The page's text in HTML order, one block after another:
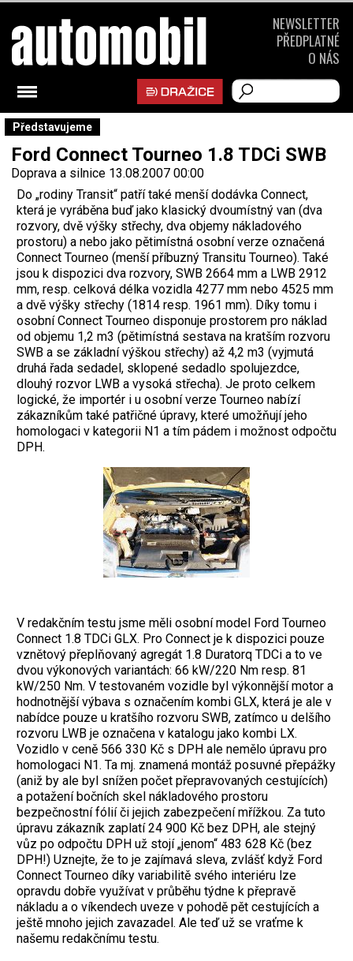
Představujeme
Ford Connect Tourneo 1.8 TDCi SWB
Doprava a silnice 13.08.2007 00:00
Do „rodiny Transit“ patří také menší dodávka Connect,
která je vyráběna buď jako klasický dvoumístný van (dva
rozvory, dvě výšky střechy, dva objemy nákladového
prostoru) a nebo jako pětimístná osobní verze označená
Connect Tourneo (menší příbuzný Transitu Tourneo). Také
jsou k dispozici dva rozvory, SWB 2664 mm a LWB 2912
mm, resp. celková délka vozidla 4277 mm nebo 4525 mm
a dvě výšky střechy (1814 resp. 1961 mm). Díky tomu i
osobní Connect Tourneo disponuje prostorem pro náklad
od objemu 1,2 m3 (pětimístná sestava na kratším rozvoru
SWB a se základní výškou střechy) až 4,2 m3 (vyjmutá
druhá řada sedadel, sklopené sedadlo spolujezdce,
dlouhý rozvor LWB a vysoká střecha). Je proto celkem
logické, že importér i u osobní verze Tourneo nabízí
zákazníkům také patřičné úpravy, které umožňují jeho
homologaci v kategorii N1 a tím pádem i možnost odpočtu
DPH.
V redakčním testu jsme měli osobní model Ford Tourneo
Connect 1.8 TDCi GLX. Pro Connect je k dispozici pouze
vznětový přeplňovaný agregát 1.8 Duratorq TDCi a to ve
dvou výkonových variantách: 66 kW/220 Nm resp. 81
kW/250 Nm. V testovaném vozidle byl výkonnější motor a
hodnotnější výbava s označením kombi GLX, která je ale v
nabídce pouze u kratšího rozvoru SWB, zatímco u delšího
rozvoru LWB je označena v katalogu jako kombi LX.
Vozidlo v ceně 566 330 Kč s DPH ale nemělo úpravu pro
homologaci N1. Ta mj. znamená montáž posuvné přepážky
(aniž by ale byl snížen počet přepravovaných cestujících)
a potažení bočních skel nákladového prostoru
bezpečnostní fólií či jejich zabezpečení mřížkou. Za tuto
úpravu zákazník zaplatí 24 900 Kč bez DPH, ale stejný
vůz po odpočtu DPH už stojí „jenom“ 483 628 Kč (bez
DPH!) Uznejte, že to je zajímavá sleva, zvlášť když Ford
Connect Tourneo díky variabilitě svého interiéru lze
opravdu dobře využívat v průběhu týdne k přepravě
nákladu a o víkendech uveze v pohodě pět cestujících a
ještě mnoho jejich zavazadel. Ale teď už se vraťme k
našemu redakčnímu testu.
NEWSLETTER
PŘEDPLATNÉ
O NÁS